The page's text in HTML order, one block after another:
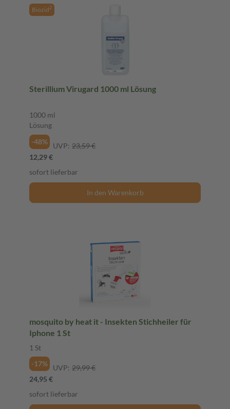
Biozid2
Sterillium Virugard 1000 ml Lösung
1000 ml
Lösung
-48%
UVP: 23,59 €
12,29 €
sofort lieferbar
In den Warenkorb
mosquito by heat it - Insekten Stichheiler für
Iphone 1 St
1 St
-17%
UVP: 29,99 €
24,95 €
sofort lieferbar